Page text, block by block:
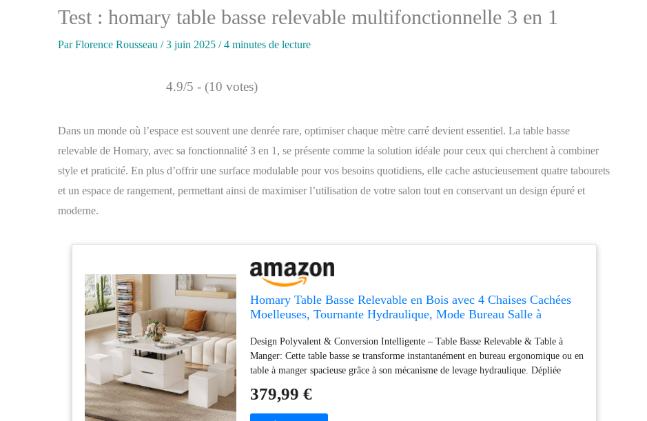
Test : homary table basse relevable multifonctionnelle 3 en 1
ParFlorence Rousseau /3 juin 2025 /4 minutes de lecture
4.9/5 - (10 votes)
Dans un monde où l’espace est souvent une denrée rare, optimiser chaque mètre carré devient essentiel. La table basse
relevable de Homary, avec sa fonctionnalité 3 en 1, se présente comme la solution idéale pour ceux qui cherchent à combiner
style et praticité. En plus d’offrir une surface modulable pour vos besoins quotidiens, elle cache astucieusement quatre tabourets
et un espace de rangement, permettant ainsi de maximiser l’utilisation de votre salon tout en conservant un design épuré et
moderne.
Homary Table Basse Relevable en Bois avec 4 Chaises Cachées
Moelleuses, Tournante Hydraulique, Mode Bureau Salle à
Blanc
Design Polyvalent & Conversion Intelligente – Table Basse Relevable & Table à
Manger​: Cette table basse se transforme instantanément en bureau ergonomique ou en
table à manger spacieuse grâce à son ​mécanisme de levage hydraulique. Dépliée
dotées de coussins moelleux, elle s’adapte parfaitement aux petits espaces (salon,
bureau, espace de travail) tout en conservant une esthétique intemporelle. Matériaux
379,99 €